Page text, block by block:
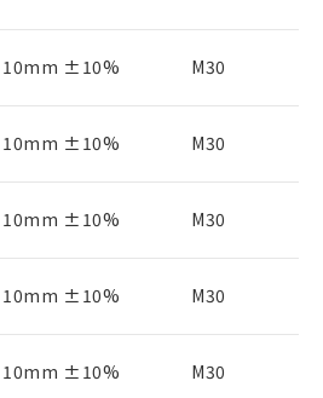
10mm ±10% M30
10mm ±10% M30
10mm ±10% M30
10mm ±10% M30
10mm ±10% M30
みいただき、同意のうえ
在庫状況および標準価格
供させていただくもので